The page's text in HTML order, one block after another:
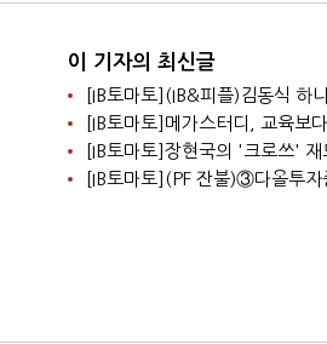
이 기자의 최신글
[IB토마토](IB&피플)김동식 하
[IB토마토]장현국의 '크로쓰'